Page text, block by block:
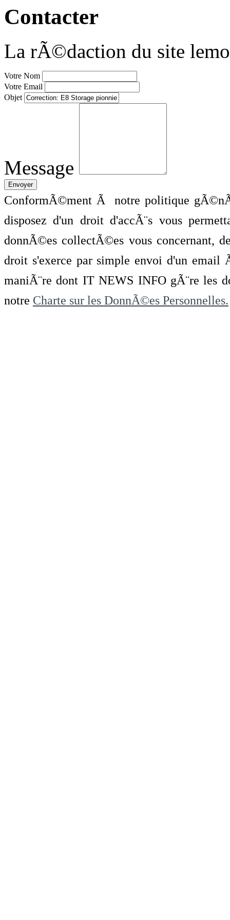
Contacter
La rÃ©daction du site
Votre Nom
Votre Email
Objet
Message
ConformÃ©ment Ã notre politique
disposez d'un droit d'accÃ¨s vous
donnÃ©es collectÃ©es vous concernant,
droit s'exerce par simple envoi d'un
maniÃ¨re dont IT NEWS INFO gÃ¨re les
notre Charte sur les DonnÃ©es Personnelles.